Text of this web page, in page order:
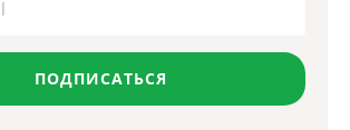
ПОДПИСАТЬСЯ